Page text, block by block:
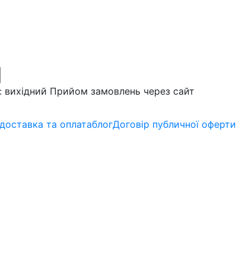
Прийом замовлень через сайт
доставка та оплатаблогДоговір публичної оферти